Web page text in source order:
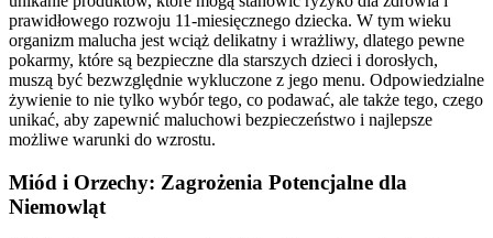
prawidłowego rozwoju 11-miesięcznego dziecka. W tym wieku
organizm malucha jest wciąż delikatny i wrażliwy, dlatego pewne
pokarmy, które są bezpieczne dla starszych dzieci i dorosłych,
muszą być bezwzględnie wykluczone z jego menu. Odpowiedzialne
żywienie to nie tylko wybór tego, co podawać, ale także tego, czego
unikać, aby zapewnić maluchowi bezpieczeństwo i najlepsze
możliwe warunki do wzrostu.
Miód i Orzechy: Zagrożenia Potencjalne dla
Niemowląt